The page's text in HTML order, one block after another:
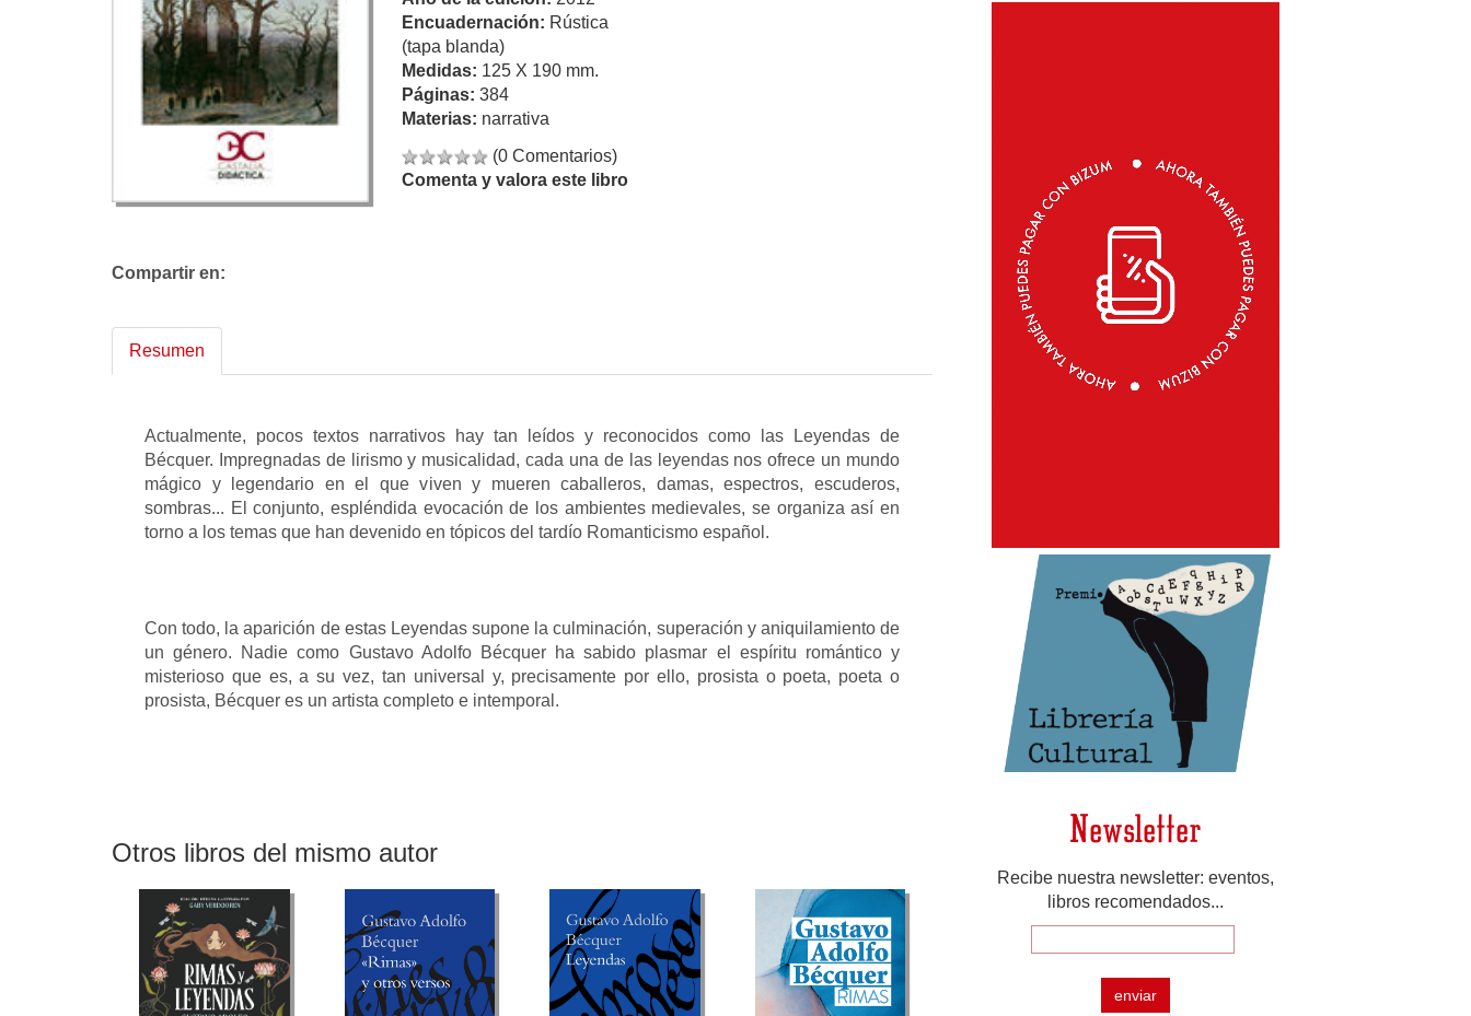
Encuadernación: Rústica
(tapa blanda)
Medidas: 125 X 190 mm.
Páginas: 384
Materias: narrativa
(0 Comentarios)
Comenta y valora este libro
Compartir en:
Resumen
Actualmente, pocos textos narrativos hay tan leídos y reconocidos como las Leyendas de
Bécquer. Impregnadas de lirismo y musicalidad, cada una de las leyendas nos ofrece un mundo
mágico y legendario en el que viven y mueren caballeros, damas, espectros, escuderos,
sombras... El conjunto, espléndida evocación de los ambientes medievales, se organiza así en
torno a los temas que han devenido en tópicos del tardío Romanticismo español.
Con todo, la aparición de estas Leyendas supone la culminación, superación y aniquilamiento de
un género. Nadie como Gustavo Adolfo Bécquer ha sabido plasmar el espíritu romántico y
misterioso que es, a su vez, tan universal y, precisamente por ello, prosista o poeta, poeta o
prosista, Bécquer es un artista completo e intemporal.
Otros libros del mismo autor Newsletter
Recibe nuestra newsletter: eventos,
libros recomendados...
enviar